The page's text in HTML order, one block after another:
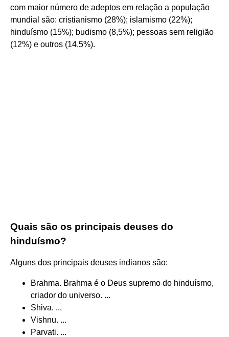
com maior número de adeptos em relação a população
mundial são: cristianismo (28%); islamismo (22%);
hinduísmo (15%); budismo (8,5%); pessoas sem religião
(12%) e outros (14,5%).
Quais são os principais deuses do
hinduísmo?
Alguns dos principais deuses indianos são:
Brahma. Brahma é o Deus supremo do hinduísmo,
criador do universo. ...
Shiva. ...
Vishnu. ...
Parvati. ...